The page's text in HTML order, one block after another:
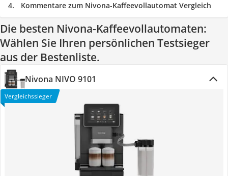
Kommentare zum Nivona-Kaffeevollautomat Vergleich
Die besten Nivona-Kaffeevollautomaten:
Wählen Sie Ihren persönlichen Testsieger
aus der Bestenliste.
Nivona NIVO 9101
Vergleichssieger